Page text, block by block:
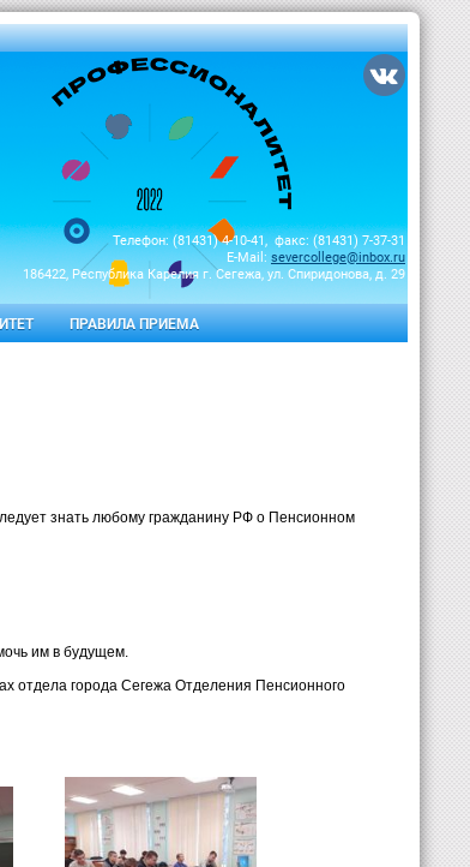
Телефон: (81431) 4-10-41, факс: (81431) 7-37-31
E-Mail: severcollege@inbox.ru
186422, Республика Карелия г. Сегежа, ул. Спиридонова, д. 29
ПРАВИЛА ПРИЕМА
знать любому гражданину РФ о Пенсионном
им в будущем.
отдела города Сегежа Отделения Пенсионного